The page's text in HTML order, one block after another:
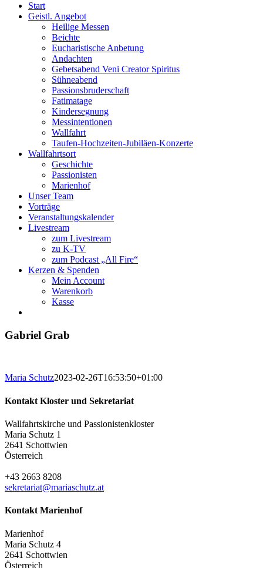
Start
Geistl. Angebot
Heilige Messen
Beichte
Eucharistische Anbetung
Andachten
Gebetsabend Veni Creator Spiritus
Sühneabend
Passionsbruderschaft
Fatimatage
Kindersegnung
Messintentionen
Wallfahrt
Taufen-Hochzeiten-Jubiläen-Konzerte
Wallfahrtsort
Geschichte
Passionisten
Marienhof
Unser Team
Vorträge
Veranstaltungskalender
Livestream
zum Livestream
zu K-TV
zum Podcast „All Fire“
Kerzen & Spenden
Mein Account
Warenkorb
Kasse
Gabriel Grab
Maria Schutz2023-02-26T16:53:50+01:00
Kontakt Kloster und Sekretariat
Wallfahrtskirche und Passionistenkloster
Maria Schutz 1
2641 Schottwien
Österreich
+43 2663 8208
sekretariat@mariaschutz.at
Kontakt Marienhof
Marienhof
Maria Schutz 4
2641 Schottwien
Österreich